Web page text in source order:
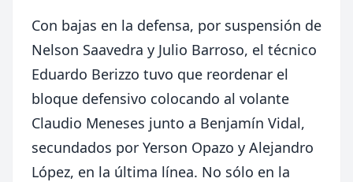
Con bajas en la defensa, por suspensión de
Nelson Saavedra y Julio Barroso, el técnico
Eduardo Berizzo tuvo que reordenar el
bloque defensivo colocando al volante
Claudio Meneses junto a Benjamín Vidal,
secundados por Yerson Opazo y Alejandro
López, en la última línea. No sólo en la